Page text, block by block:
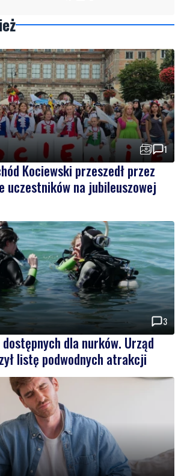
1
Kociewski przeszedł przez
uczestników na jubileuszowej
3
dla nurków. Urząd
listę podwodnych atrakcji